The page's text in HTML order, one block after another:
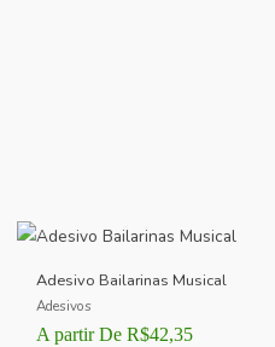
Adesivo Bailarinas Musical
Adesivos
A partir De R$42,35